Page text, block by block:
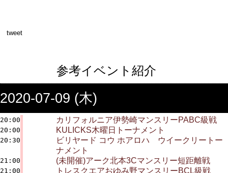
tweet
参考イベント紹介
2020-07-09 (木)
20:00 カリフォルニア伊勢崎マンスリーPABC級戦
20:00 KULICKS木曜日トーナメント
20:30
ビリヤード コウ ホアロハ ウイークリートー
ナメント
21:00 (未開催)アーク北本3Cマンスリー短距離戦
21:00 トレスクエアおゆみ野マンスリーBCL級戦